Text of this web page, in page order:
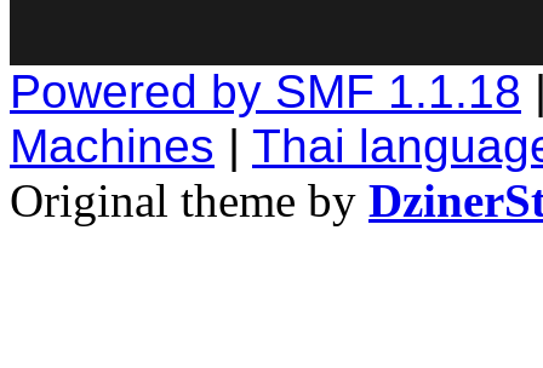
Powered by SMF 1.1.18
Machines | Thai
Original theme by